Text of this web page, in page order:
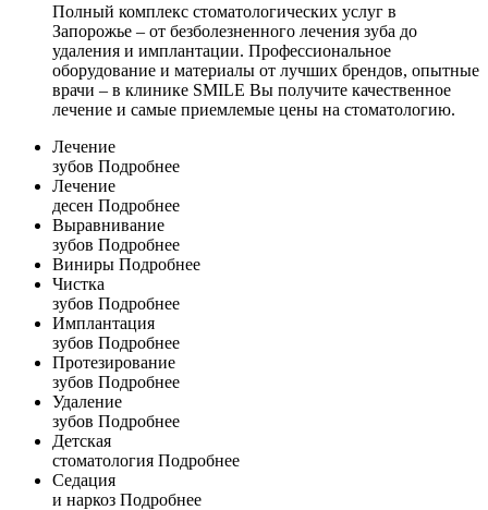
Полный комплекс стоматологических услуг в
Запорожье – от безболезненного лечения зуба до
удаления и имплантации. Профессиональное
оборудование и материалы от лучших брендов, опытные
врачи – в клинике SMILE Вы получите качественное
лечение и самые приемлемые цены на стоматологию.
Лечение
зубов Подробнее
Лечение
десен Подробнее
Выравнивание
зубов Подробнее
Виниры Подробнее
Чистка
зубов Подробнее
Имплантация
зубов Подробнее
Протезирование
зубов Подробнее
Удаление
зубов Подробнее
Детская
стоматология Подробнее
Седация
и наркоз Подробнее